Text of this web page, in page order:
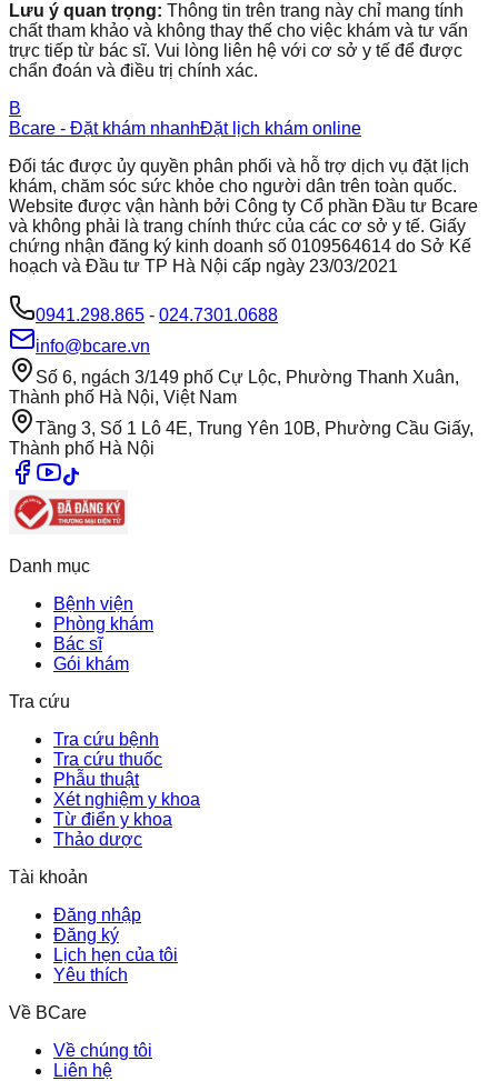
Lưu ý quan trọng: Thông tin trên trang này chỉ mang tính
chất tham khảo và không thay thế cho việc khám và tư vấn
trực tiếp từ bác sĩ. Vui lòng liên hệ với cơ sở y tế để được
chẩn đoán và điều trị chính xác.
B
Bcare - Đặt khám nhanhĐặt lịch khám online
Đối tác được ủy quyền phân phối và hỗ trợ dịch vụ đặt lịch
khám, chăm sóc sức khỏe cho người dân trên toàn quốc.
Website được vận hành bởi Công ty Cổ phần Đầu tư Bcare
và không phải là trang chính thức của các cơ sở y tế. Giấy
chứng nhận đăng ký kinh doanh số 0109564614 do Sở Kế
hoạch và Đầu tư TP Hà Nội cấp ngày 23/03/2021
0941.298.865 - 024.7301.0688
info@bcare.vn
Số 6, ngách 3/149 phố Cự Lộc, Phường Thanh Xuân,
Thành phố Hà Nội, Việt Nam
Tầng 3, Số 1 Lô 4E, Trung Yên 10B, Phường Cầu Giấy,
Thành phố Hà Nội
Danh mục
Bệnh viện
Phòng khám
Bác sĩ
Gói khám
Tra cứu
Tra cứu bệnh
Tra cứu thuốc
Phẫu thuật
Xét nghiệm y khoa
Từ điển y khoa
Thảo dược
Tài khoản
Đăng nhập
Đăng ký
Lịch hẹn của tôi
Yêu thích
Về BCare
Về chúng tôi
Liên hệ